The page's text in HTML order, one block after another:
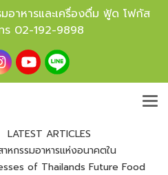
อาหารและเครื่องดื่ม ฟู้ด โฟกัส
ร 02-192-9898
LATEST ARTICLES
หกรรมอาหารแห่งอนาคตใน
of Thailands Future Food